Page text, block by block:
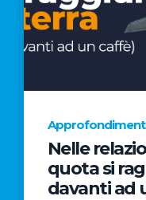
Nelle
quota si
davanti ad